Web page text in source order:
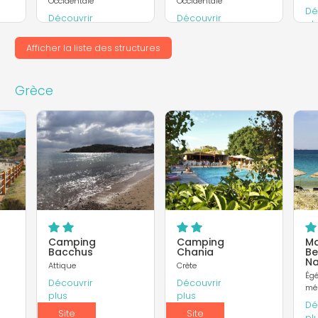
Découvrir
Site
Internet
Découvrir
Afficher la liste des structures
Grèce
Camping
Bacchus
Attique
Découvrir
plus
Site
Camping
Chania
Crète
Découvrir
plus
Site